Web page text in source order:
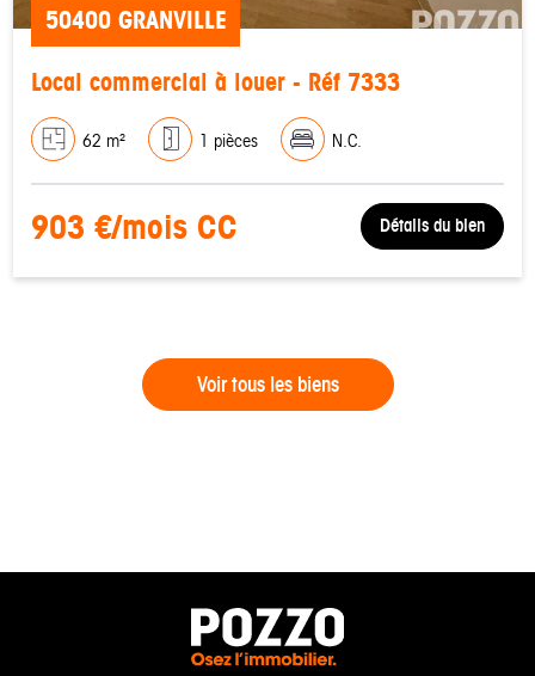
50400 GRANVILLE
Local commercial à louer - Réf 7333
62 m² 1 pièces N.C.
903 €/mois CC Détails du bien
Voir tous les biens